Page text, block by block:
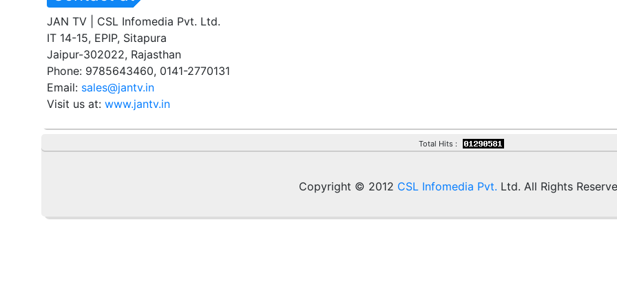
JAN TV | CSL Infomedia Pvt. Ltd.
IT 14-15, EPIP, Sitapura
Jaipur-302022, Rajasthan
Phone: 9785643460, 0141-2770131
Email: sales@jantv.in
Visit us at: www.jantv.in
Total Hits :
Copyright © 2012 CSL Infomedia Pvt. Ltd. All Rights